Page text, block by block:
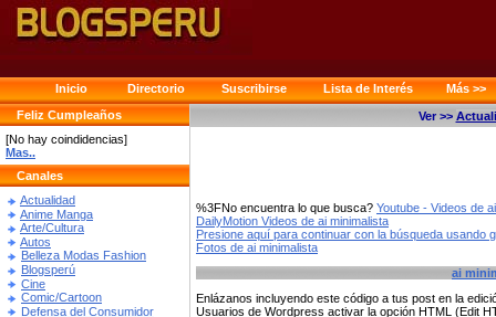
Inicio Directorio Suscribirse Lista de Interés
Más >>
Feliz Cumpleaños
[No hay coindidencias]
Mas..
Canales
Actualidad
Anime Manga
Arte/Cultura
Autos
Belleza Modas Fashion
Blogsperú
Cine
Comic/Cartoon
Defensa del Consumidor
Ver >>
%3FNo encuentra lo que busca? Youtube - Videos de
DailyMotion Videos de ai minimalista
Presione aquí para continuar con la búsqueda usando
Fotos de ai minimalista
ai
Enlázanos incluyendo este código a tus post en la
Usuarios de Wordpress activar la opción HTML (Edit